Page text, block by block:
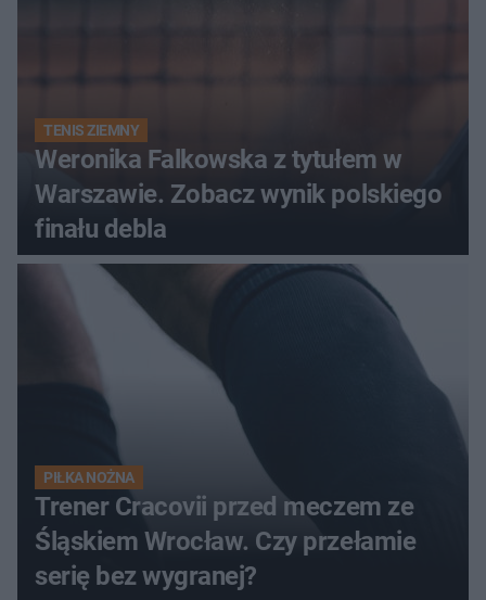
TENIS ZIEMNY
Weronika Falkowska z tytułem w
Warszawie. Zobacz wynik polskiego
finału debla
PIŁKA NOŻNA
Trener Cracovii przed meczem ze
Śląskiem Wrocław. Czy przełamie
serię bez wygranej?